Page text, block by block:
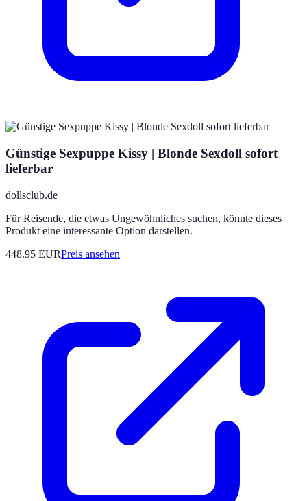
Günstige Sexpuppe Kissy | Blonde Sexdoll sofort
lieferbar
dollsclub.de
Für Reisende, die etwas Ungewöhnliches suchen, könnte dieses
Produkt eine interessante Option darstellen.
448.95 EURPreis ansehen